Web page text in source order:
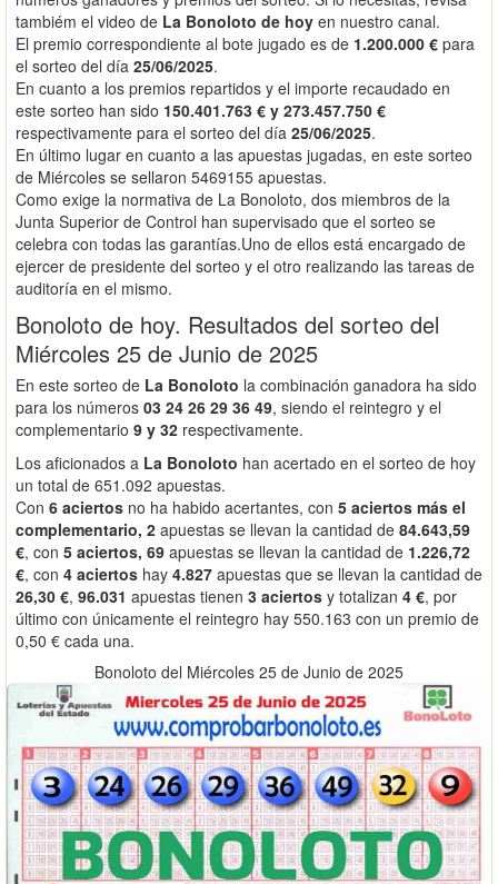
tambiém el video de La Bonoloto de hoy en nuestro canal.
El premio correspondiente al bote jugado es de 1.200.000 € para
el sorteo del día 25/06/2025.
En cuanto a los premios repartidos y el importe recaudado en
este sorteo han sido 150.401.763 € y 273.457.750 €
respectivamente para el sorteo del día 25/06/2025.
En último lugar en cuanto a las apuestas jugadas, en este sorteo
de Miércoles se sellaron 5469155 apuestas.
Como exige la normativa de La Bonoloto, dos miembros de la
Junta Superior de Control han supervisado que el sorteo se
celebra con todas las garantías.Uno de ellos está encargado de
ejercer de presidente del sorteo y el otro realizando las tareas de
auditoría en el mismo.
Bonoloto de hoy. Resultados del sorteo del
Miércoles 25 de Junio de 2025
En este sorteo de La Bonoloto la combinación ganadora ha sido
para los números 03 24 26 29 36 49, siendo el reintegro y el
complementario 9 y 32 respectivamente.
Los aficionados a La Bonoloto han acertado en el sorteo de hoy
un total de 651.092 apuestas.
Con 6 aciertos no ha habido acertantes, con 5 aciertos más el
complementario, 2 apuestas se llevan la cantidad de 84.643,59
€, con 5 aciertos, 69 apuestas se llevan la cantidad de 1.226,72
€, con 4 aciertos hay 4.827 apuestas que se llevan la cantidad de
26,30 €, 96.031 apuestas tienen 3 aciertos y totalizan 4 €, por
último con únicamente el reintegro hay 550.163 con un premio de
0,50 € cada una.
Bonoloto del Miércoles 25 de Junio de 2025